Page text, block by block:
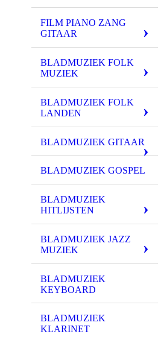
FILM PIANO ZANG
GITAAR
BLADMUZIEK FOLK
MUZIEK
BLADMUZIEK FOLK
LANDEN
BLADMUZIEK GITAAR
BLADMUZIEK GOSPEL
BLADMUZIEK
HITLIJSTEN
BLADMUZIEK JAZZ
MUZIEK
BLADMUZIEK
KEYBOARD
BLADMUZIEK
KLARINET